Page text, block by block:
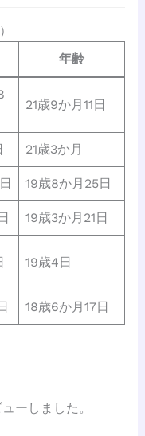
年齢
21歳9か月11日
21歳3か月
19歳8か月25日
19歳3か月21日
19歳4日
18歳6か月17日
ーしました。